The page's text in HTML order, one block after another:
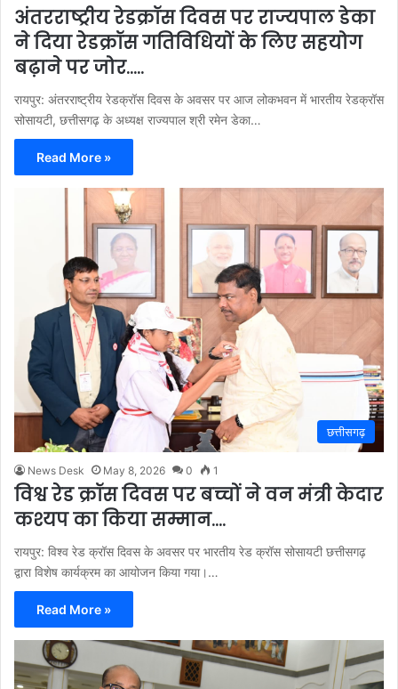
अंतरराष्ट्रीय रेडक्रॉस दिवस पर राज्यपाल डेका
ने दिया रेडक्रॉस गतिविधियों के लिए सहयोग
बढ़ाने पर जोर…..
रायपुर: अंतरराष्ट्रीय रेडक्रॉस दिवस के अवसर पर आज लोकभवन में भारतीय रेडक्रॉस
सोसायटी, छत्तीसगढ़ के अध्यक्ष राज्यपाल श्री रमेन डेका…
Read More »
छत्तीसगढ़
News Desk May 8, 2026 0 1
विश्व रेड क्रॉस दिवस पर बच्चों ने वन मंत्री केदार
कश्यप का किया सम्मान….
रायपुर: विश्व रेड क्रॉस दिवस के अवसर पर भारतीय रेड क्रॉस सोसायटी छत्तीसगढ़
द्वारा विशेष कार्यक्रम का आयोजन किया गया।…
Read More »